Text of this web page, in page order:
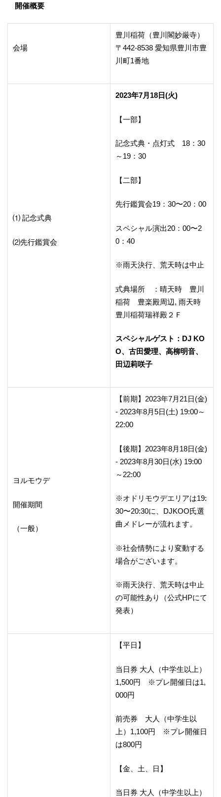
開催概要
会場
豊川稲荷（豊川閣妙厳寺）
〒442-8538 愛知県豊川市豊
川町1番地
⑴ 記念式典
⑵先行鑑賞会
2023年7月18日(火)
【一部】
記念式典・点灯式 18：30
～19：30
【二部】
先行鑑賞会19：30〜20：00
スペシャル演出20：00〜2
0：40
※雨天決行、荒天時は中止
式典場所 ：晴天時 豊川
稲荷 豊楽殿周辺, 雨天時
豊川稲荷瑞祥殿２Ｆ
スペシャルゲスト：DJ KO
O、古田愛理、高柳明音、
田辺莉咲子
ヨルモウデ
開催期間
（一般）
【前期】2023年7月21日(金)
- 2023年8月5日(土) 19:00～
22:00
【後期】2023年8月18日(金)
- 2023年8月30日(水) 19:00
～22:00
※オドリモウデエリアは19:
30〜20:30に、DJKOO氏選
曲メドレーが流れます。
※社会情勢により変動する
場合がございます。
※雨天決行、荒天時は中止
の可能性あり（公式HPにて
発表）
【平日】
当日券 大人（中学生以上）
1,500円 ※プレ開催日は1,
000円
前売券 大人（中学生以
上）1,100円 ※プレ開催日
は800円
【金、土、日】
当日券 大人（中学生以上）